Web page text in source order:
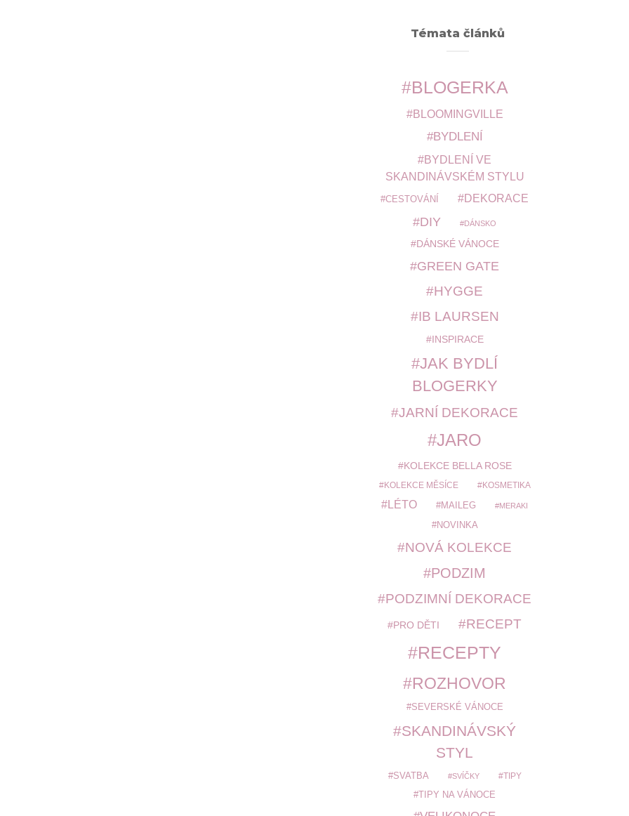
Témata článků
BLOGERKA
BLOOMINGVILLE
BYDLENÍ
BYDLENÍ VE
SKANDINÁVSKÉM STYLU
CESTOVÁNÍ DEKORACE
DIY DÁNSKO
DÁNSKÉ VÁNOCE
GREEN GATE
HYGGE
IB LAURSEN
INSPIRACE
JAK BYDLÍ
BLOGERKY
JARNÍ DEKORACE
JARO
KOLEKCE BELLA ROSE
KOLEKCE MĚSÍCE KOSMETIKA
LÉTO MAILEG MERAKI
NOVINKA
NOVÁ KOLEKCE
PODZIM
PODZIMNÍ DEKORACE
PRO DĚTI RECEPT
RECEPTY
ROZHOVOR
SEVERSKÉ VÁNOCE
SKANDINÁVSKÝ
STYL
SVATBA SVÍČKY TIPY
TIPY NA VÁNOCE